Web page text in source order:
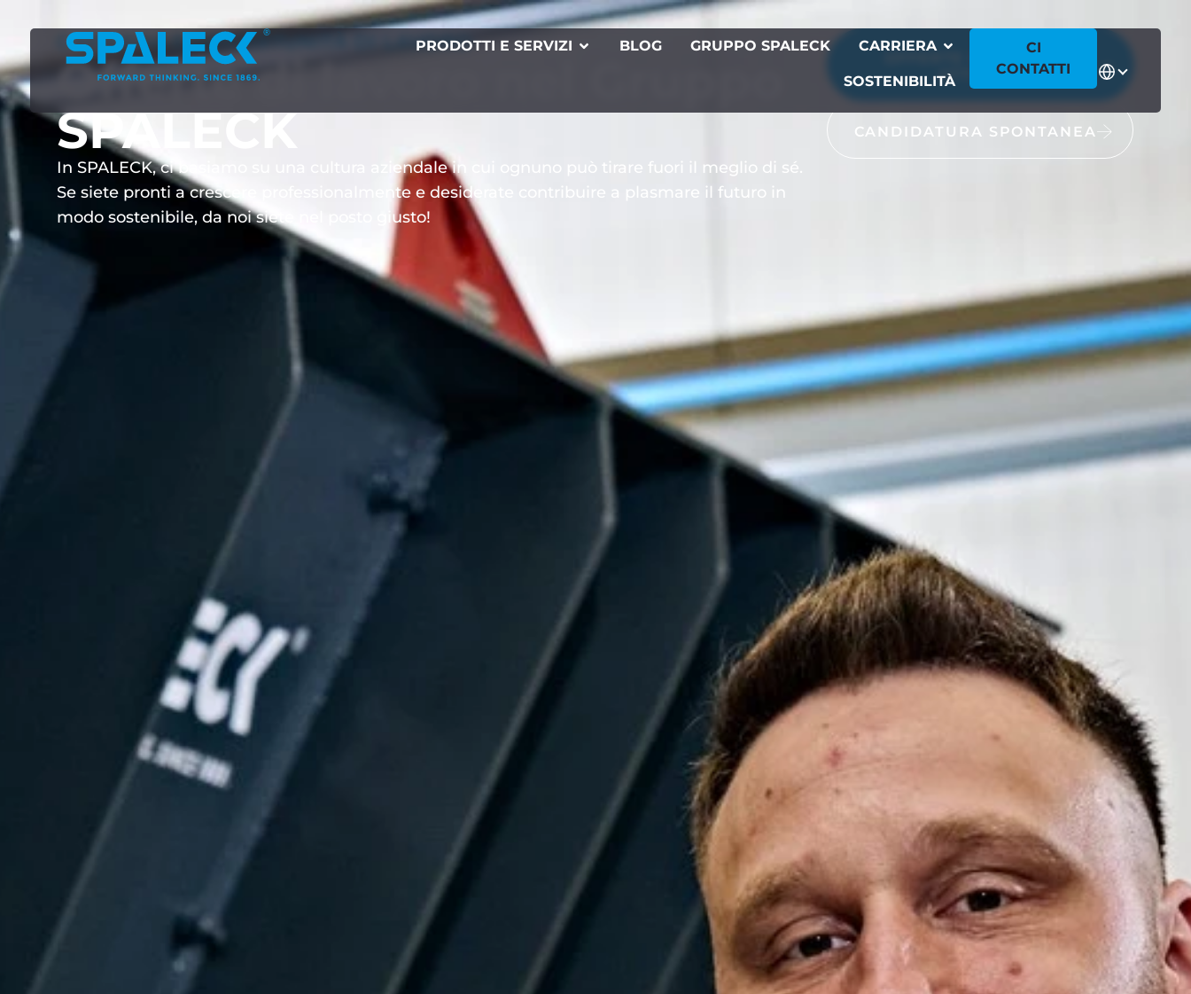
PRODOTTI E SERVIZI BLOG GRUPPO SPALECK CARRIERA
SOSTENIBILITÀ
CI
CONTATTI
CARRIERA E OPPORTUNITÀ DI LAVORO
Offerte di lavoro nel Gruppo
SPALECK
In SPALECK, ci basiamo su una cultura aziendale in cui ognuno può tirare fuori il meglio di sé.
Se siete pronti a crescere professionalmente e desiderate contribuire a plasmare il futuro in
modo sostenibile, da noi siete nel posto giusto!
OFFERTE DI LAVORO
ATTUALI
CANDIDATURA SPONTANEA